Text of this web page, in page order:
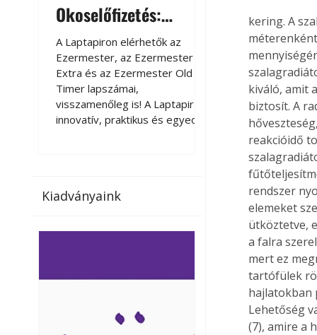
Okoselőfizetés:
Ezermester Extra
A Laptapiron elérhetők az
Ezermester, az Ezermester
Extra és az Ezermester Old
Timer lapszámai,
visszamenőleg is! A Laptapir új,
innovatív, praktikus és egyedi
az otthonában, útközben vagy
elérhetők lapszámaink. Bárhol,
Okoselőfizetés
A Laptapiron
Ezermester, az
Extra és az
Timer lapszámai,
visszamenőleg is! A
innovatív, praktikus
megoldás a
magazinok digitális
számítógépen,
vagy táblagépen.
az otthonában,
nyaralás, pihenés
elérhetők
bármikor, akár
vagy dolgozva is
Ezermester
Laptapir kényelmes
mert: – t
Kiadványaink
kering. A
kiváló, amit
biztosít. A
reakcióidő
rendszer
elemeket
ütköztetve,
a falra
mert ez
tartófülek
hajlatokban
Lehetőség
(7), amire a